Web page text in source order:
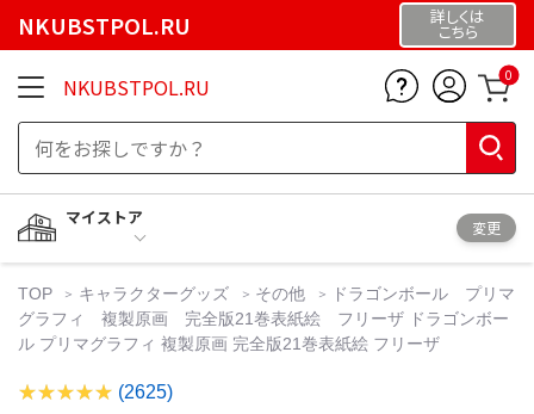
NKUBSTPOL.RU 詳しくは
こちら
NKUBSTPOL.RU 0
マイストア
変更
TOP キャラクターグッズ その他
ドラゴンボール プリマ
グラフィ 複製原画 完全版21巻表紙絵 フリーザ ドラゴンボー
ル プリマグラフィ 複製原画 完全版21巻表紙絵 フリーザ
(2625)